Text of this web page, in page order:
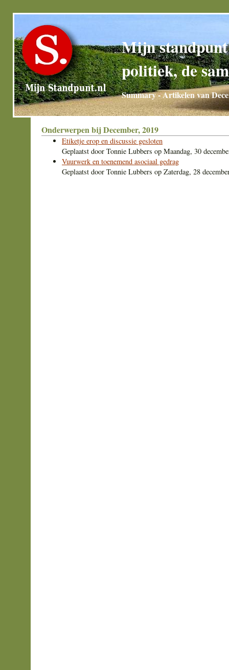
Mijn
politiek, de
Summary - Artikelen van
Onderwerpen bij December, 2019
Etiketje erop en discussie gesloten
Geplaatst door Tonnie Lubbers op Maandag, 30
Vuurwerk en toenemend asociaal gedrag
Geplaatst door Tonnie Lubbers op Zaterdag, 28